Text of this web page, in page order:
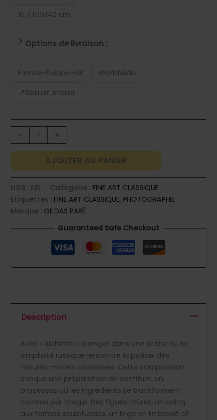
XL / 110x140 cm
Options de livraison :
France-Europe-UK
Worldwide
📍Retrait Atelier
-
quantité
de
ALCHIMIE
+
AJOUTER AU PANIER
UGS : ND Catégorie : FINE ART CLASSIQUE
Étiquettes : FINE ART CLASSIQUE, PHOTOGRAPHIE
Marque : GILDAS PARÉ
Guaranteed Safe Checkout
Description
Avec « Alchimie », plongez dans une scène où la
simplicité rustique rencontre la poésie des
natures mortes classiques. Cette composition
évoque une préparation de confiture, un
processus où les ingrédients se transforment
comme par magie. Des figues mûres, un coing
aux formes sculpturales, un linge en lin brodé et